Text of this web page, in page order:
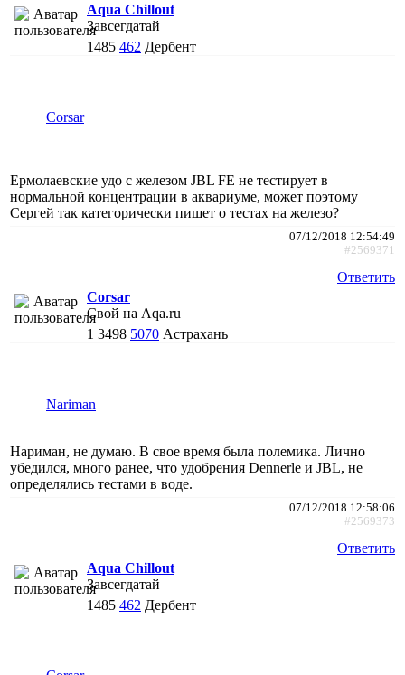
Aqua Chillout
Завсегдатай
1485 462 Дербент
Corsar
Ермолаевские удо с железом JBL FE не тестирует в
нормальной концентрации в аквариуме, может поэтому
Сергей так категорически пишет о тестах на железо?
07/12/2018 12:54:49
#2569371
Ответить
Corsar
Свой на Aqa.ru
1 3498 5070 Астрахань
Nariman
Нариман, не думаю. В свое время была полемика. Лично
убедился, много ранее, что удобрения Dennerle и JBL, не
определялись тестами в воде.
07/12/2018 12:58:06
#2569373
Ответить
Aqua Chillout
Завсегдатай
1485 462 Дербент